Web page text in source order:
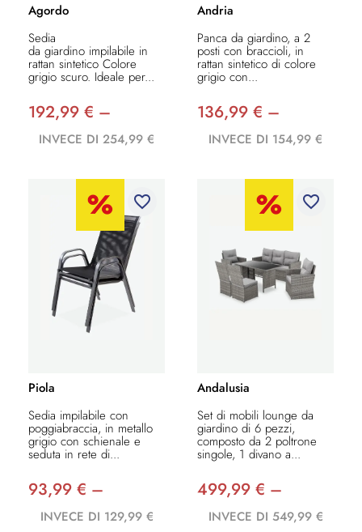
Agordo
Sedia
da giardino impilabile in
rattan sintetico Colore
grigio scuro. Ideale per...
192,99 € –
INVECE DI 254,99 €
Andria
Panca da giardino, a 2
posti con braccioli, in
rattan sintetico di colore
grigio con...
136,99 € –
INVECE DI 154,99 €
favorite_border
Piola
Sedia impilabile con
poggiabraccia, in metallo
grigio con schienale e
seduta in rete di...
93,99 € –
INVECE DI 129,99 €
favorite_border
Andalusia
Set di mobili lounge da
giardino di 6 pezzi,
composto da 2 poltrone
singole, 1 divano a...
499,99 € –
INVECE DI 549,99 €